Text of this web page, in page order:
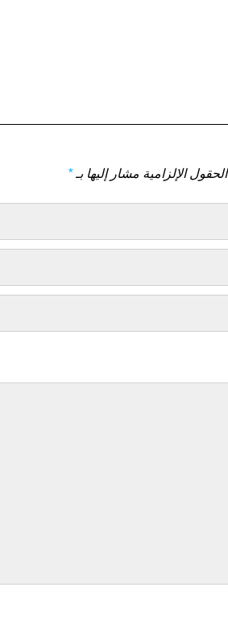
الحقول الإلزامية مشار إليها بـ*